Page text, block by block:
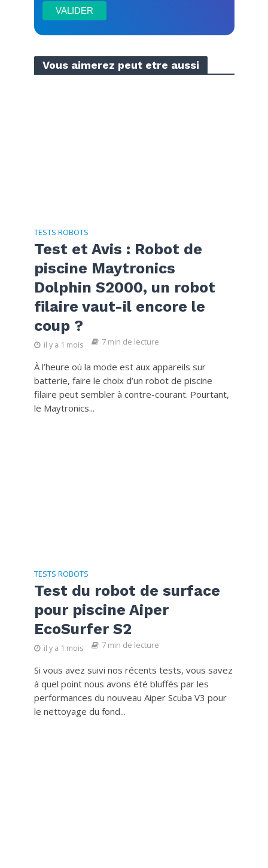
Vous aimerez peut etre aussi
TESTS ROBOTS
Test et Avis : Robot de
piscine Maytronics
Dolphin S2000, un robot
filaire vaut-il encore le
coup ?
il y a 1 mois 7 min de lecture
À l’heure où la mode est aux appareils sur
batterie, faire le choix d’un robot de piscine
filaire peut sembler à contre-courant. Pourtant,
le Maytronics...
TESTS ROBOTS
Test du robot de surface
pour piscine Aiper
EcoSurfer S2
il y a 1 mois 7 min de lecture
Si vous avez suivi nos récents tests, vous savez
à quel point nous avons été bluffés par les
performances du nouveau Aiper Scuba V3 pour
le nettoyage du fond...